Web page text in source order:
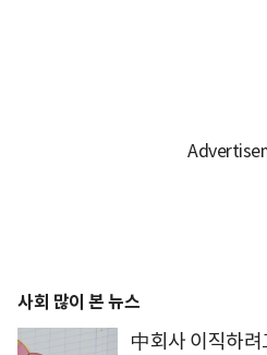
사회 많이 본 뉴스
中회사 이직하